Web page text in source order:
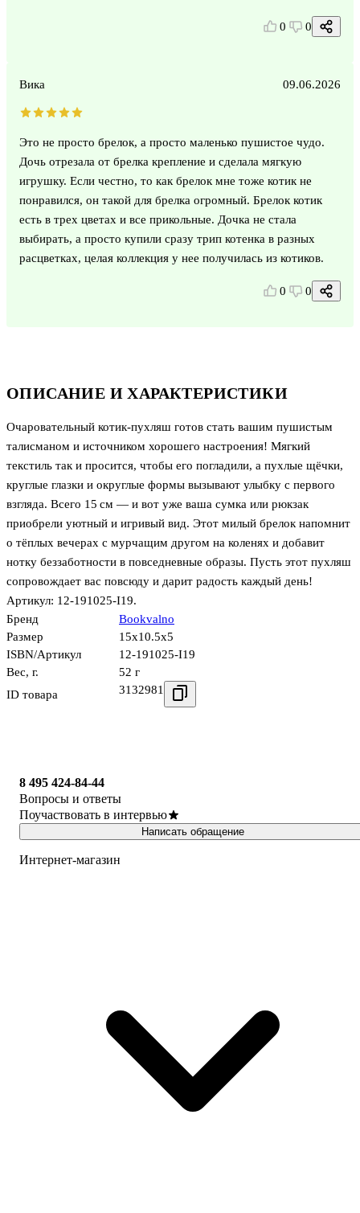
ОПИСАНИЕ И ХАРАКТЕРИСТИКИ
Очаровательный котик‑пухляш готов стать вашим пушистым
талисманом и источником хорошего настроения! Мягкий
текстиль так и просится, чтобы его погладили, а пухлые щёчки,
круглые глазки и округлые формы вызывают улыбку с первого
взгляда. Всего 15 см — и вот уже ваша сумка или рюкзак
приобрели уютный и игривый вид. Этот милый брелок напомнит
о тёплых вечерах с мурчащим другом на коленях и добавит
нотку беззаботности в повседневные образы. Пусть этот пухляш
сопровождает вас повсюду и дарит радость каждый день!
Артикул: 12‑191025‑I19.
Бренд
Bookvalno
Размер
15x10.5x5
ISBN/Артикул
12-191025-I19
Вес, г.
52 г
ID товара
3132981
0 0
Вика 09.06.2026
Это не просто брелок, а просто маленько пушистое чудо.
Дочь отрезала от брелка крепление и сделала мягкую
игрушку. Если честно, то как брелок мне тоже котик не
понравился, он такой для брелка огромный. Брелок котик
есть в трех цветах и все прикольные. Дочка не стала
выбирать, а просто купили сразу трип котенка в разных
расцветках, целая коллекция у нее получилась из котиков.
0 0
8 495 424-84-44
Вопросы и ответы
Поучаствовать в интервью
Написать обращение
Интернет-магазин